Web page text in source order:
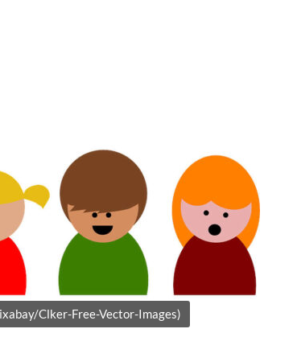
Clker-Free-Vector-Images)